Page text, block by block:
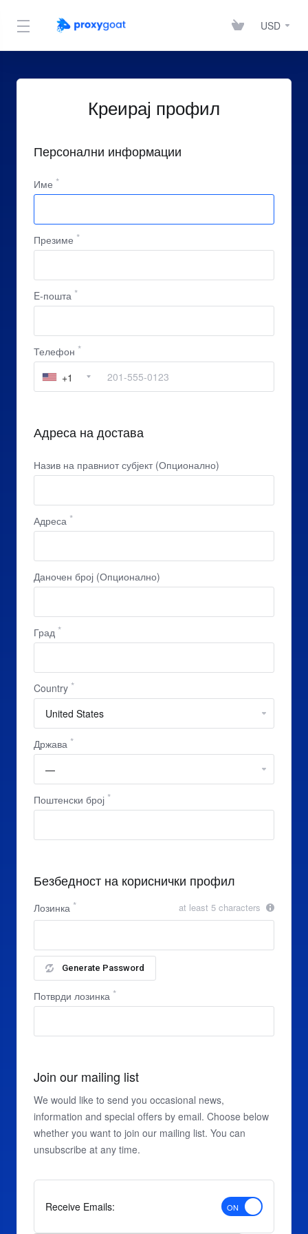
USD
Креирај профил
Персонални информации
Име
Презиме
E-пошта
Телефон
+1
Адреса на достава
Назив на правниот субјект (Опционално)
Адреса
Даночен број (Опционално)
Град
Country
Држава
Поштенски број
Безбедност на кориснички профил
Лозинка at least 5 characters
Generate Password
Потврди лозинка
Join our mailing list
We would like to send you occasional news,
information and special offers by email. Choose below
whether you want to join our mailing list. You can
unsubscribe at any time.
Receive Emails: